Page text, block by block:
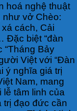
hoá nghệ thuật
như vở Chèo:
cách, Cải
Đặc biệt “đàn
“Tháng Bảy
Việt với “Đàn
ý nghĩa giá trị
Nam, mang
lễ tâm linh của
trị đạo đức cần